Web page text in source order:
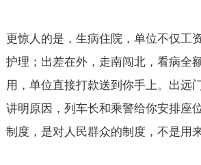
更惊人的是，生病住院，单位不仅工
护理；出差在外，走南闯北，看病全
用，单位直接打款送到你手上。出远
讲明原因，列车长和乘警给你安排座
制度，是对人民群众的制度，不是用